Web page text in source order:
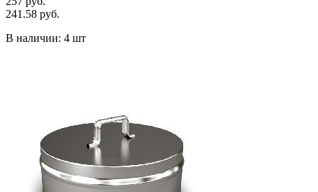
241.58 руб.
В наличии: 4 шт